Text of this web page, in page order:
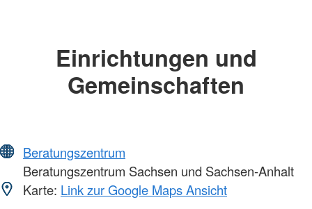
Einrichtungen und
Gemeinschaften
Beratungszentrum
Beratungszentrum Sachsen und Sachsen-Anhalt
Karte: Link zur Google Maps Ansicht